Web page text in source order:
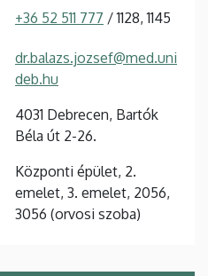
+36 52 511 777 / 1128, 1145
dr.balazs.jozsef@med.uni
deb.hu
4031 Debrecen, Bartók
Béla út 2-26.
Központi épület, 2.
emelet, 3. emelet, 2056,
3056 (orvosi szoba)